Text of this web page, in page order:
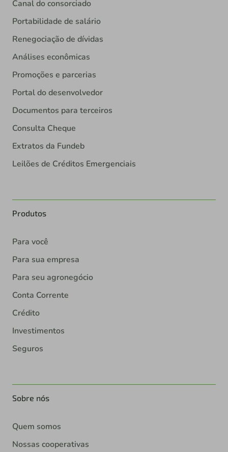
Canal do consorciado
Portabilidade de salário
Renegociação de dívidas
Análises econômicas
Promoções e parcerias
Portal do desenvolvedor
Documentos para terceiros
Consulta Cheque
Extratos da Fundeb
Leilões de Créditos Emergenciais
Produtos
Para você
Para sua empresa
Para seu agronegócio
Conta Corrente
Crédito
Investimentos
Seguros
Sobre nós
Quem somos
Nossas cooperativas